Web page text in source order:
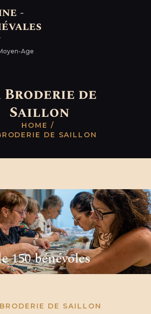
-
Age
Broderie de
Saillon
HOME
DE SAILLON
- Fêtes médiévales de
Saillon
DE
ET
DE
2025
150 bénévoles
4500 heures
DE SAILLON